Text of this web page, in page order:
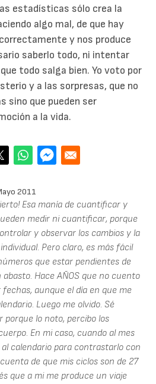
estadísticas sólo crea la
algo mal, de que hay
y nos produce
saberlo todo, ni intentar
todo salga bien. Yo voto por
y a las sorpresas, que no
sino que pueden ser
a la vida.
2011
Esa manía de cuantificar y
medir ni cuantificar, porque
y observar los cambios y la
Pero claro, es más fácil
que estar pendientes de
Hace AÑOS que no cuento
aunque el día en que me
Luego me olvido. Sé
lo noto, percibo los
En mi caso, cuando al mes
calendario para contrastarlo con
de que mis ciclos son de 27
que a mi me produce un viaje